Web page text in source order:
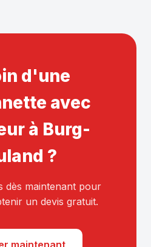
d'une
avec
à Burg-
?
dès maintenant pour
un devis gratuit.